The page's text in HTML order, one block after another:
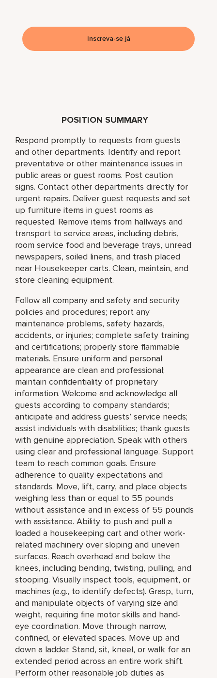
POSITION SUMMARY
Respond promptly to requests from guests
and other departments. Identify and report
preventative or other maintenance issues in
public areas or guest rooms. Post caution
signs. Contact other departments directly for
urgent repairs. Deliver guest requests and set
up furniture items in guest rooms as
requested. Remove items from hallways and
transport to service areas, including debris,
room service food and beverage trays, unread
newspapers, soiled linens, and trash placed
near Housekeeper carts. Clean, maintain, and
store cleaning equipment.
Follow all company and safety and security
policies and procedures; report any
maintenance problems, safety hazards,
accidents, or injuries; complete safety training
and certifications; properly store flammable
materials. Ensure uniform and personal
appearance are clean and professional;
maintain confidentiality of proprietary
information. Welcome and acknowledge all
guests according to company standards;
anticipate and address guests’ service needs;
assist individuals with disabilities; thank guests
with genuine appreciation. Speak with others
using clear and professional language. Support
team to reach common goals. Ensure
adherence to quality expectations and
standards. Move, lift, carry, and place objects
weighing less than or equal to 55 pounds
without assistance and in excess of 55 pounds
with assistance. Ability to push and pull a
loaded a housekeeping cart and other work-
related machinery over sloping and uneven
surfaces. Reach overhead and below the
knees, including bending, twisting, pulling, and
stooping. Visually inspect tools, equipment, or
machines (e.g., to identify defects). Grasp, turn,
and manipulate objects of varying size and
weight, requiring fine motor skills and hand-
eye coordination. Move through narrow,
confined, or elevated spaces. Move up and
down a ladder. Stand, sit, kneel, or walk for an
extended period across an entire work shift.
Perform other reasonable job duties as
Inscreva-se já